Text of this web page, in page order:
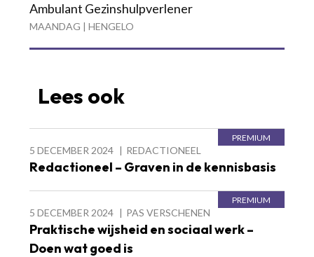
Ambulant Gezinshulpverlener
MAANDAG | HENGELO
Lees ook
5 DECEMBER 2024 REDACTIONEEL
Redactioneel – Graven in de kennisbasis
5 DECEMBER 2024 PAS VERSCHENEN
Praktische wijsheid en sociaal werk –
Doen wat goed is